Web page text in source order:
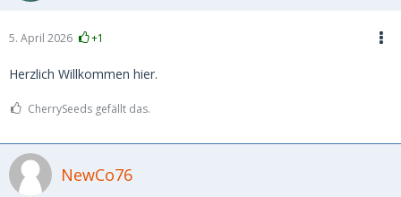
5. April 2026 +1
Herzlich Willkommen hier.
CherrySeeds gefällt das.
NewCo76